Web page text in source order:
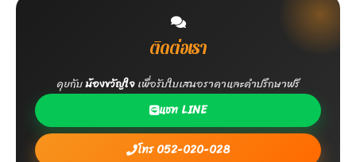
ติดต่อเรา
คุยกับน้องขวัญใจเพื่อรับใบเสนอราคาและคำปรึกษาฟรี
แชท LINE
โทร 052-020-028